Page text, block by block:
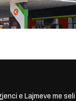
e Lajmeve me